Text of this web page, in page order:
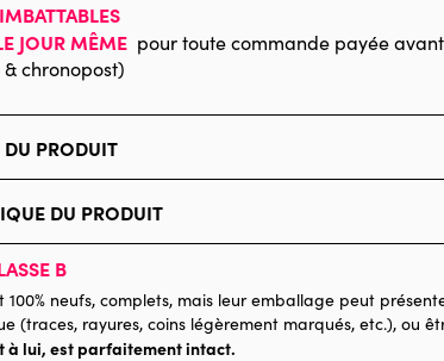
JOUR MÊME pour toute commande payée avant
chronopost)
PRODUIT
DU PRODUIT
Pieces & Peace
Puzzle pour Adultes (500 à
B
100% neufs, complets, mais leur emballage peut
(traces, rayures, coins légèrement marqués, etc.), ou
à lui, est parfaitement intact.